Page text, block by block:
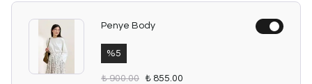
Penye Body
%5
₺ 900.00 ₺ 855.00